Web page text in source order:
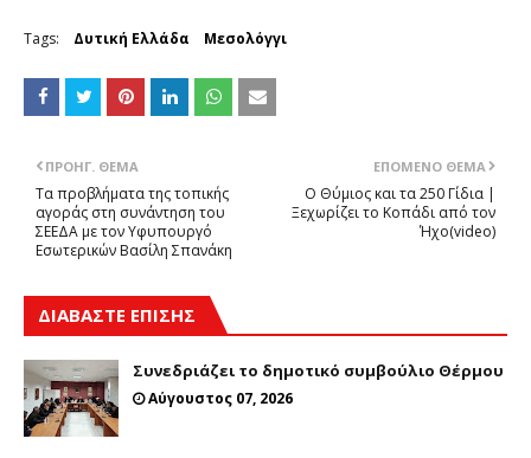
Tags: Δυτική Ελλάδα Μεσολόγγι
ΕΠΌΜΕΝΟ ΘΈΜΑ
Ο Θύμιος και τα 250 Γίδια |
Ξεχωρίζει το Κοπάδι από τον
Ήχο(video)
ΠΡΟΗΓ. ΘΈΜΑ
Τα προβλήματα της τοπικής
αγοράς στη συνάντηση του
ΣΕΕΔΑ με τον Υφυπουργό
Εσωτερικών Βασίλη Σπανάκη
ΔΙΑΒΑΣΤΕ ΕΠΙΣΗΣ
Συνεδριάζει το δημοτικό συμβούλιο Θέρμου
Αύγουστος 07, 2026